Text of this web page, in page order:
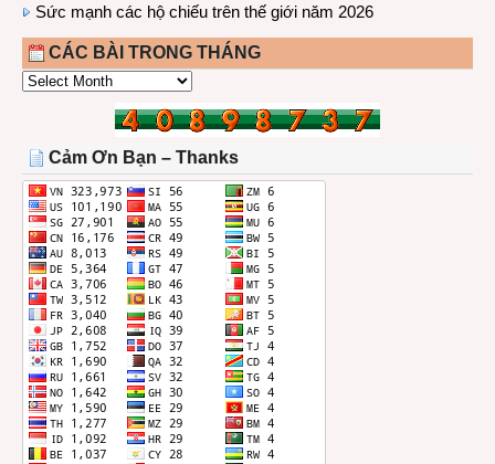
Sức mạnh các hộ chiếu trên thế giới năm 2026
CÁC BÀI TRONG THÁNG
CÁC
THÁNG
Cảm Ơn Bạn – Thanks